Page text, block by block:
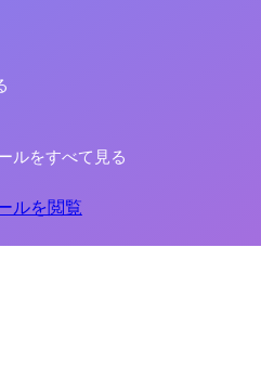
ルをすべて見る
ルを閲覧